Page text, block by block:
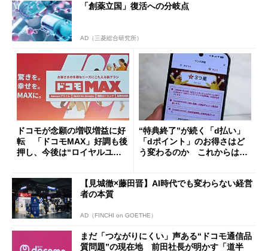
「創薬立国」復活への分岐点
AD（三菱総合研究所）
ドコモが念願の増収増益に好
転 「ドコモMAX」好調も後
押し、今後は“ロイヤルユー
“特典終了”が続く「d払い」
「dポイント」のお得さはど
う変わるのか これからは
【見城徹×藤田晋】AI時代でも変わらない経営
者の本質
AD（FINCHI on GOETHE）
まだ「つながりにくい」声ある“ドコモ通信品
質問題”の現在地 前田社長が明かす「道半